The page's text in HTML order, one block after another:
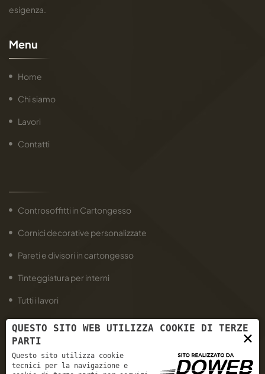
esigenza.
Menu
Home
Chi siamo
Lavori
Contatti
Controsoffitti in Cartongesso
Cornici decorative personalizzate
Pareti e divisori in cartongesso
Tinteggiatura per interni
Tutti i lavori
Via Tevere, 55 - 37136 Verona VR
×
QUESTO SITO WEB UTILIZZA COOKIE DI TERZE
PARTI
Questo sito utilizza cookie
tecnici per la navigazione e